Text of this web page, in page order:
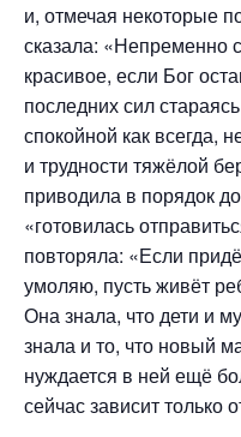
и, отмечая некоторые
сказала: «Непременно
красивое, если Бог
последних сил
спокойной как всегда,
и трудности тяжёлой
приводила в порядок
«готовилась
повторяла: «Если
умоляю, пусть живёт
Она знала, что дети и
знала и то, что новый
нуждается в ней ещё
сейчас зависит только